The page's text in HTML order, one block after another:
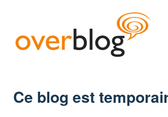
Ce blog est